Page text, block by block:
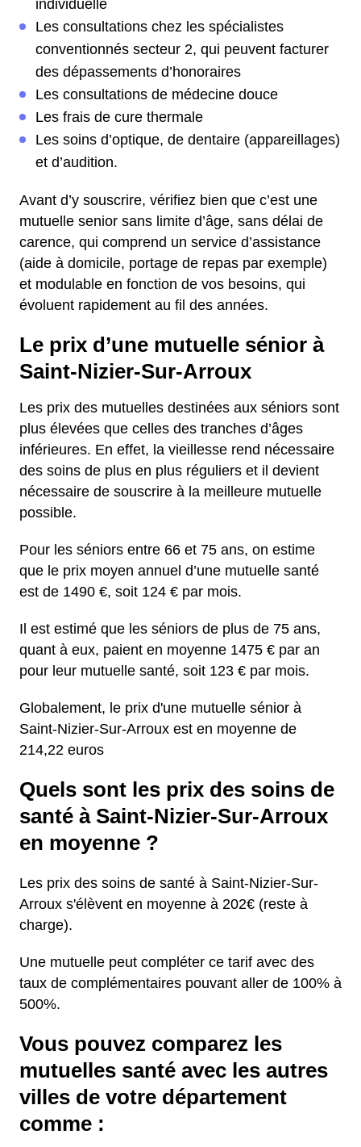
individuelle
Les consultations chez les spécialistes
conventionnés secteur 2, qui peuvent facturer
des dépassements d’honoraires
Les consultations de médecine douce
Les frais de cure thermale
Les soins d’optique, de dentaire (appareillages)
et d’audition.
Avant d’y souscrire, vérifiez bien que c’est une
mutuelle senior sans limite d’âge, sans délai de
carence, qui comprend un service d’assistance
(aide à domicile, portage de repas par exemple)
et modulable en fonction de vos besoins, qui
évoluent rapidement au fil des années.
Le prix d’une mutuelle sénior à
Saint-Nizier-Sur-Arroux
Les prix des mutuelles destinées aux séniors sont
plus élevées que celles des tranches d’âges
inférieures. En effet, la vieillesse rend nécessaire
des soins de plus en plus réguliers et il devient
nécessaire de souscrire à la meilleure mutuelle
possible.
Pour les séniors entre 66 et 75 ans, on estime
que le prix moyen annuel d’une mutuelle santé
est de 1490 €, soit 124 € par mois.
Il est estimé que les séniors de plus de 75 ans,
quant à eux, paient en moyenne 1475 € par an
pour leur mutuelle santé, soit 123 € par mois.
Globalement, le prix d'une mutuelle sénior à
Saint-Nizier-Sur-Arroux est en moyenne de
214,22 euros
Quels sont les prix des soins de
santé à Saint-Nizier-Sur-Arroux
en moyenne ?
Les prix des soins de santé à Saint-Nizier-Sur-
Arroux s'élèvent en moyenne à 202€ (reste à
charge).
Une mutuelle peut compléter ce tarif avec des
taux de complémentaires pouvant aller de 100% à
500%.
Vous pouvez comparez les
mutuelles santé avec les autres
villes de votre département
comme :